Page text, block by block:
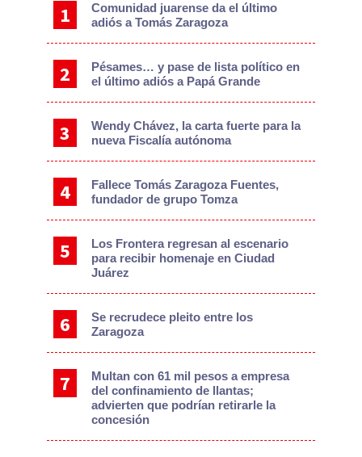
Comunidad juarense da el último
adiós a Tomás Zaragoza
Pésames… y pase de lista político en
el último adiós a Papá Grande
Wendy Chávez, la carta fuerte para la
nueva Fiscalía autónoma
Fallece Tomás Zaragoza Fuentes,
fundador de grupo Tomza
Los Frontera regresan al escenario
para recibir homenaje en Ciudad
Juárez
Se recrudece pleito entre los
Zaragoza
Multan con 61 mil pesos a empresa
del confinamiento de llantas;
advierten que podrían retirarle la
concesión